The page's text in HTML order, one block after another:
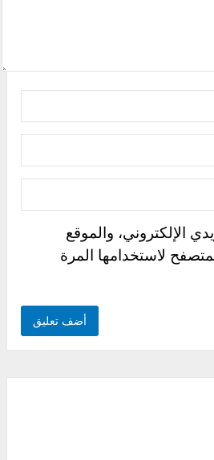
الإلكتروني، والموقع
لاستخدامها المرة